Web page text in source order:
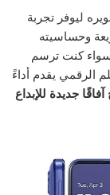
ليوفر تجربة
وحساسيته
سواء كنت ترسم
الرقمي يقدم أداءً
جديدة للإبداع